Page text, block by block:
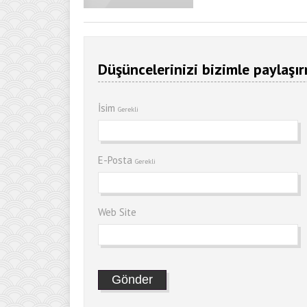
Düşüncelerinizi bizimle
İsim Gerekli
E-Posta Gerekli
Web Site